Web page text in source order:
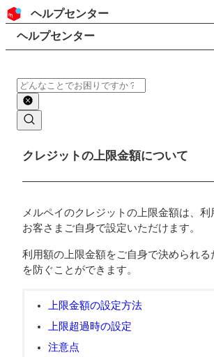
コンテンツにスキップ
ヘッダー
ヘルプセンター
検索
パンくずリスト
ヘルプセンター
検索
メインコンテンツ
クレジットの上限金額について
メルペイのクレジットの上限金額は、利
お客さまご自身で設定いただけます。
利用額の上限金額をご自身で決められる
を防ぐことができます。
上限金額の設定方法
上限超過時の設定
注意点